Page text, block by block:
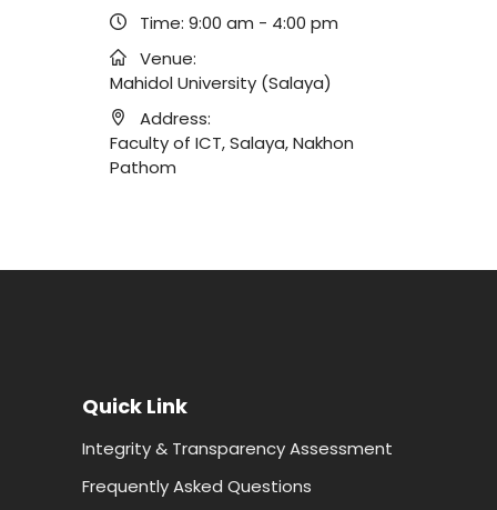
Time: 9:00 am - 4:00 pm
Venue:
Mahidol University (Salaya)
Address:
Faculty of ICT, Salaya, Nakhon
Pathom
Quick Link
Integrity & Transparency Assessment
Frequently Asked Questions